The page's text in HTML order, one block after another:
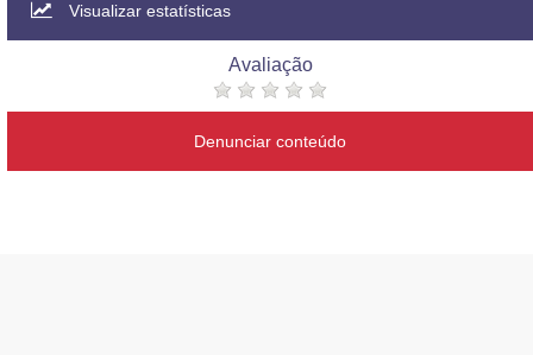
Visualizar estatísticas
Avaliação
Denunciar conteúdo